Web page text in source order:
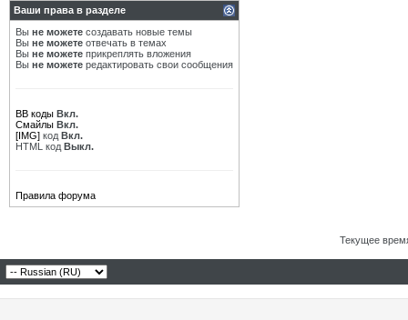
Ваши права в разделе
Вы не можете создавать новые темы
Вы не можете отвечать в темах
Вы не можете прикреплять вложения
Вы не можете редактировать свои сообщения
BB коды Вкл.
Смайлы Вкл.
[IMG] код Вкл.
HTML код Выкл.
Правила форума
Текущее